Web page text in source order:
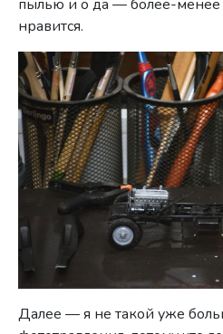
пылью и о да — более-менее
нравится.
Далее — я не такой уже